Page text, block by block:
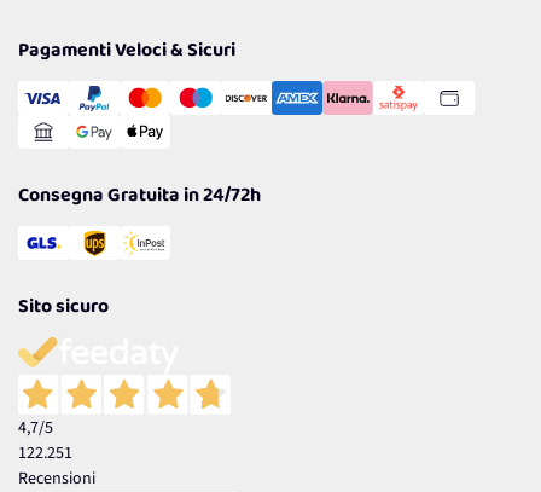
Cookie Policy
Gestisci Cookie
Reso Facile e Veloce
Pagamenti Veloci & Sicuri
Consegna Gratuita in 24/72h
Sito sicuro
4,7/5
122.251
Recensioni